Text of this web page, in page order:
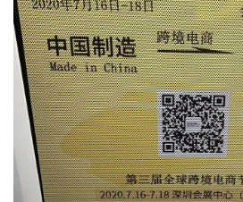
推
广
运
营
实